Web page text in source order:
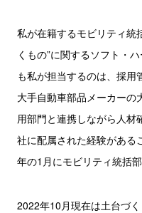
私が在籍するモビリティ統
くもの”に関するソフト・
も私が担当するのは、採用
大手自動車部品メーカーの
用部門と連携しながら人材
社に配属された経験がある
年の1月にモビリティ統括
2022年10月現在は土台づ